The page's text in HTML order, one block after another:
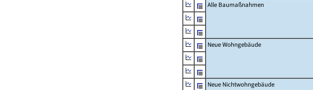
Alle Baumaßnahmen
Neue Wohngebäude
Neue Nichtwohngebäude